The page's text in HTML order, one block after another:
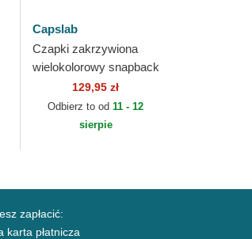
Capslab
Czapki zakrzywiona
wielokolorowy snapback
LOO11 WHA Królik
Bugs Looney Tunes
129,95 zł
Odbierz to od11 - 12
sierpie
zapłacić:
karta płatnicza